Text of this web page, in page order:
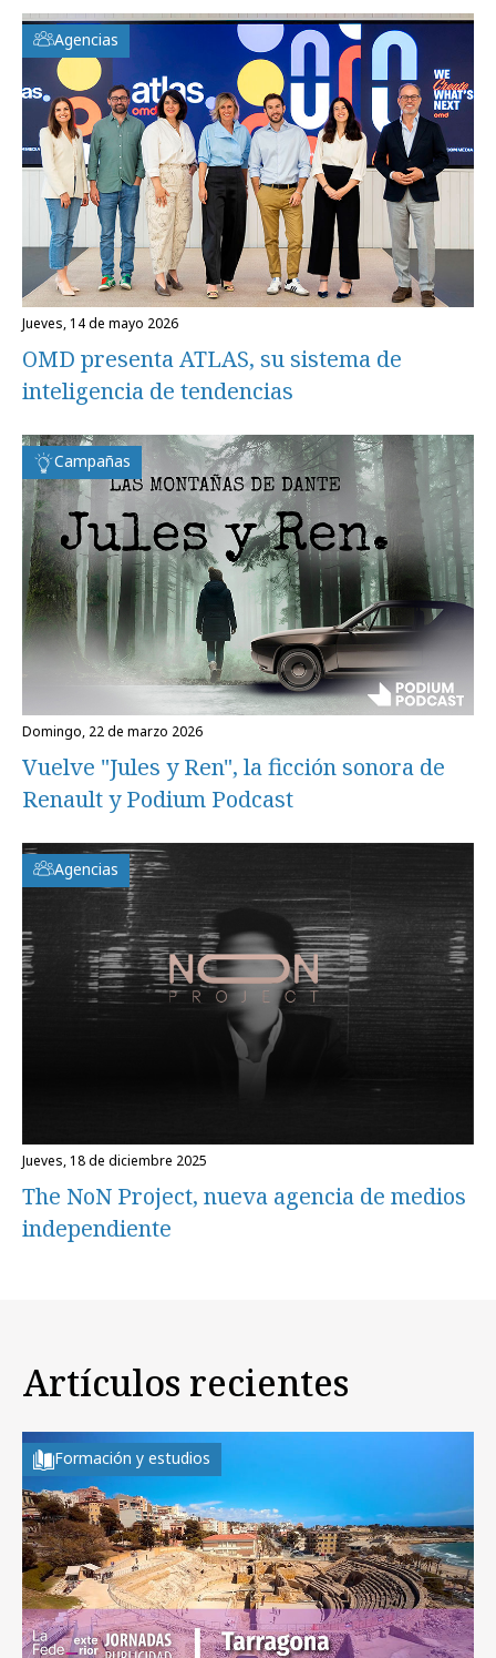
Agencias
jueves, 14 de mayo 2026
OMD presenta ATLAS, su sistema de
inteligencia de tendencias
Campañas
domingo, 22 de marzo 2026
Vuelve "Jules y Ren", la ficción sonora de
Renault y Podium Podcast
Agencias
jueves, 18 de diciembre 2025
The NoN Project, nueva agencia de medios
independiente
Artículos recientes
Formación y estudios